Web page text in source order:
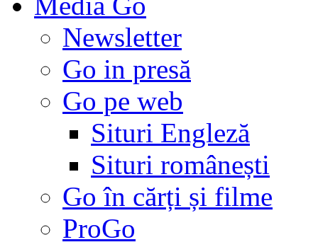
Newsletter
Go in presă
Go pe web
Situri Engleză
Situri românești
Go în cărți și filme
ProGo